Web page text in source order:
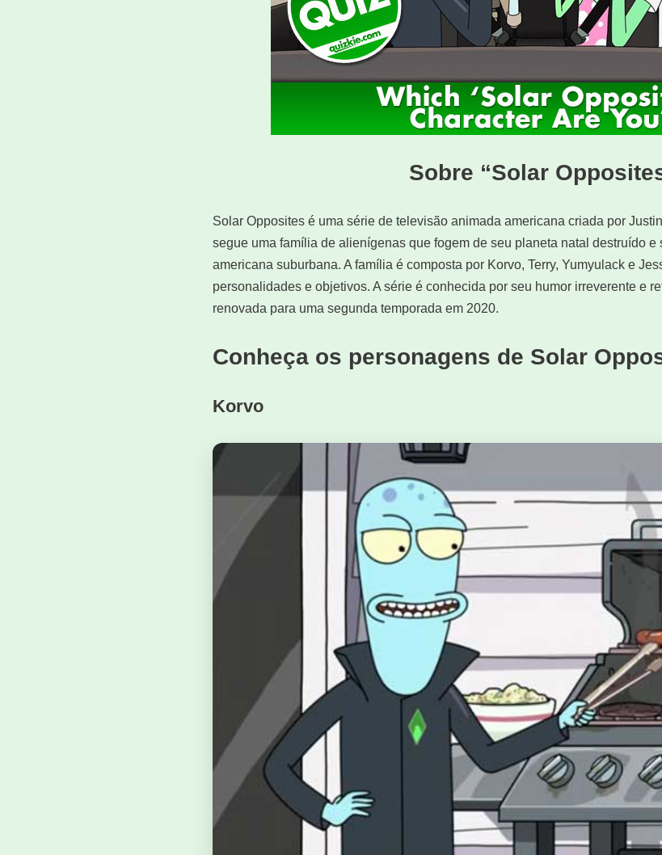
Sobre “Solar
Solar Opposites é uma série de televisão animada americana criada por
segue uma família de alienígenas que fogem de seu planeta natal destruído
americana suburbana. A família é composta por Korvo, Terry, Yumyulack e
personalidades e objetivos. A série é conhecida por seu humor irreverente e
renovada para uma segunda temporada em 2020.
Conheça os personagens de Solar
Korvo